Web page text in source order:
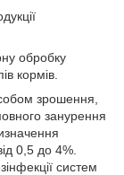
обробку
кормів.
зрошення,
занурення
0,5 до 4%.
систем